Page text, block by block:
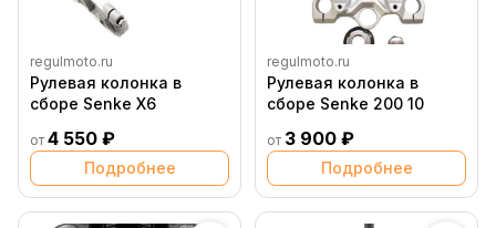
regulmoto.ru
Рулевая колонка в
сборе Senke X6
от 4 550 ₽
Подробнее
regulmoto.ru
Рулевая колонка в
сборе Senke 200 10
от 3 900 ₽
Подробнее